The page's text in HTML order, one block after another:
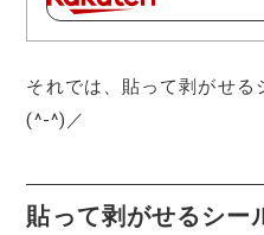
それでは、貼って剥がせる
(^-^)／
貼って剥がせるシー